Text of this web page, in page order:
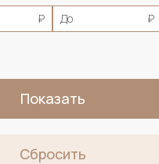
₽ До ₽
Показать
Сбросить